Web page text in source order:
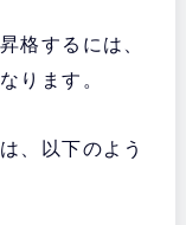
格するには、
ります。
、以下のよう